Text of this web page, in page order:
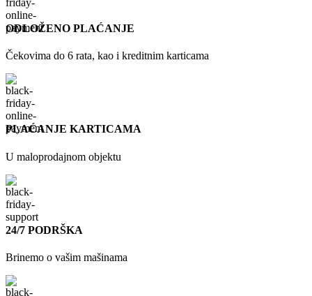
ODLOŽENO PLAĆANJE
Čekovima do 6 rata, kao i kreditnim karticama
PLAĆANJE KARTICAMA
U maloprodajnom objektu
24/7 PODRŠKA
Brinemo o vašim mašinama